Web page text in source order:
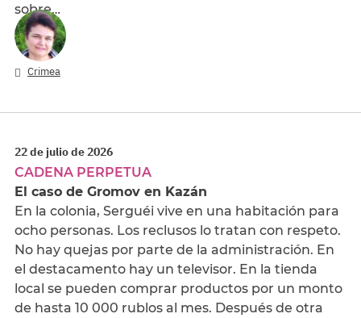
sobre…
Crimea
22 de julio de 2026
CADENA PERPETUA
El caso de Gromov en Kazán
En la colonia, Serguéi vive en una habitación para
ocho personas. Los reclusos lo tratan con respeto.
No hay quejas por parte de la administración. En
el destacamento hay un televisor. En la tienda
local se pueden comprar productos por un monto
de hasta 10 000 rublos al mes. Después de otra